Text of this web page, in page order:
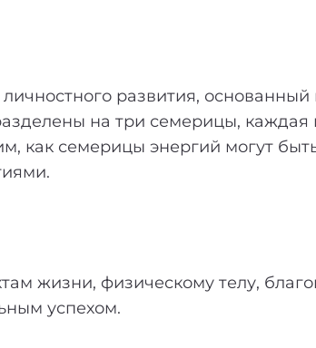
развития, основанный
на три семерицы, каждая
как семерицы энергий могут
жизни, физическому телу,
успехом.